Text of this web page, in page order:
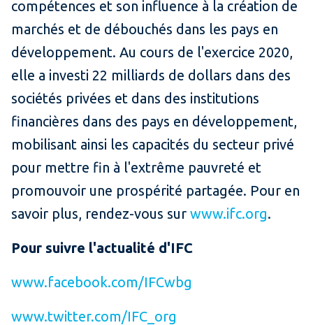
compétences et son influence à la création de
marchés et de débouchés dans les pays en
développement. Au cours de l'exercice 2020,
elle a investi 22 milliards de dollars dans des
sociétés privées et dans des institutions
financières dans des pays en développement,
mobilisant ainsi les capacités du secteur privé
pour mettre fin à l'extrême pauvreté et
promouvoir une prospérité partagée. Pour en
savoir plus, rendez-vous sur www.ifc.org.
Pour suivre l'actualité d'IFC
www.facebook.com/IFCwbg
www.twitter.com/IFC_org